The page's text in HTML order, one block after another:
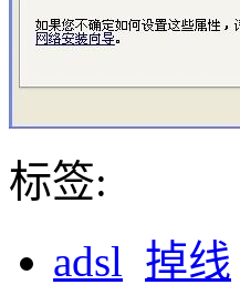
标签:
adsl 掉线